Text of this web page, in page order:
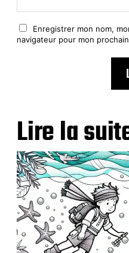
Enregistrer mon nom,
navigateur pour mon
Lire la